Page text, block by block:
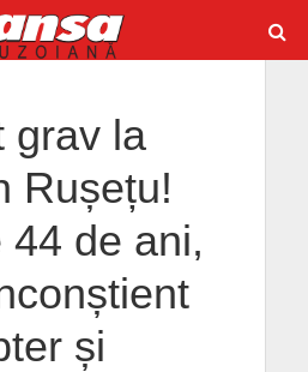
grav la
Rușețu!
44 de ani,
și